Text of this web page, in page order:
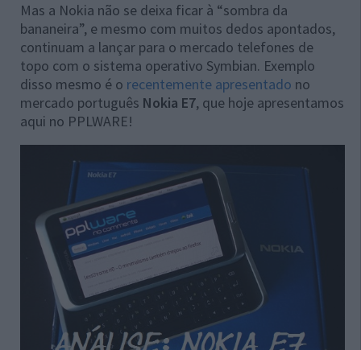
Mas a Nokia não se deixa ficar à “sombra da
bananeira”, e mesmo com muitos dedos apontados,
continuam a lançar para o mercado telefones de
topo com o sistema operativo Symbian. Exemplo
disso mesmo é o recentemente apresentado no
mercado português Nokia E7, que hoje apresentamos
aqui no PPLWARE!